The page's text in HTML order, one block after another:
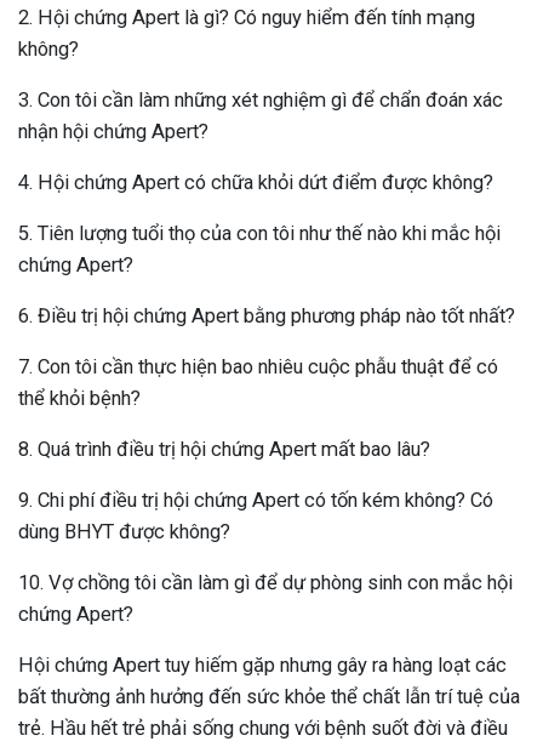
2. Hội chứng Apert là gì? Có nguy hiểm đến tính mạng
không?
3. Con tôi cần làm những xét nghiệm gì để chẩn đoán xác
nhận hội chứng Apert?
4. Hội chứng Apert có chữa khỏi dứt điểm được không?
5. Tiên lượng tuổi thọ của con tôi như thế nào khi mắc hội
chứng Apert?
6. Điều trị hội chứng Apert bằng phương pháp nào tốt nhất?
7. Con tôi cần thực hiện bao nhiêu cuộc phẫu thuật để có
thể khỏi bệnh?
8. Quá trình điều trị hội chứng Apert mất bao lâu?
9. Chi phí điều trị hội chứng Apert có tốn kém không? Có
dùng BHYT được không?
10. Vợ chồng tôi cần làm gì để dự phòng sinh con mắc hội
chứng Apert?
Hội chứng Apert tuy hiếm gặp nhưng gây ra hàng loạt các
bất thường ảnh hưởng đến sức khỏe thể chất lẫn trí tuệ của
trẻ. Hầu hết trẻ phải sống chung với bệnh suốt đời và điều